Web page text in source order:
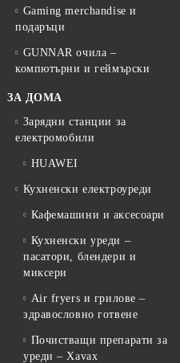
Gaming merchandise и
подаръци
GUNNAR очила –
компютърни и геймърски
ЗА ДОМА
Зарядни станции за
електромобили
HUAWEI
Кухненски електроуреди
Кафемашини и аксесоари
Кухненски уреди –
пасатори, блендери и
миксери
Air fryers и грилове –
здравословно готвене
Почистващи препарати за
уреди – Xavax